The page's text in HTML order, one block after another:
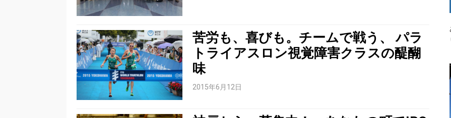
苦労も、喜びも。チームで戦う、 パラ
トライアスロン視覚障害クラスの醍醐
味
2015年6月12日